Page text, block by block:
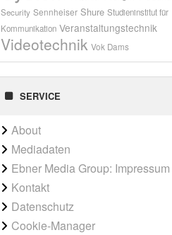
Security Sennheiser Shure Studieninstitut für
Kommunikation Veranstaltungstechnik
Videotechnik Vok Dams
SERVICE
About
Mediadaten
Ebner Media Group: Impressum
Kontakt
Datenschutz
Cookie-Manager